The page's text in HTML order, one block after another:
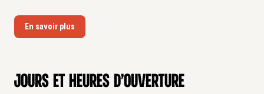
En savoir plus
Jours et heures d’ouverture